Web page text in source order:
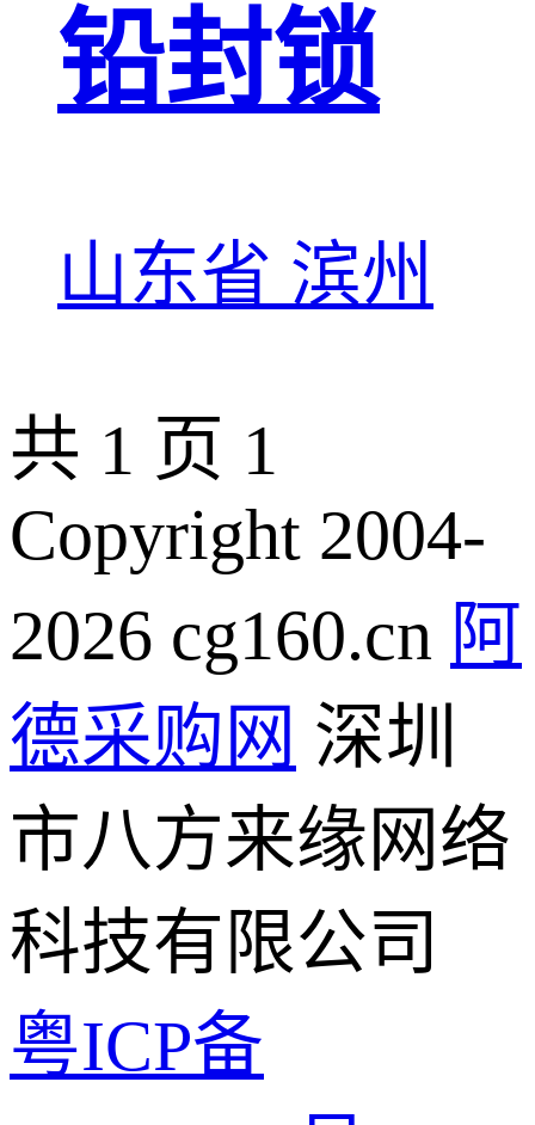
铅封锁
山东省 滨州
共 1 页 1
Copyright 2004-
2026 cg160.cn 阿
德采购网 深圳
市八方来缘网络
科技有限公司
粤ICP备